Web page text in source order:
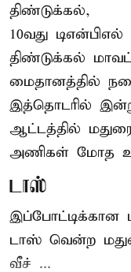
திண்டுக்கல்,
10வது டிஎன்பிஎல்
திண்டுக்கல்
மைதானத்தில்
இத்தொடரில்
ஆட்டத்தில்
அணிகள் மோத
டாஸ்
இப்போட்டிக்கான
டாஸ் வென்ற
வீச் ...